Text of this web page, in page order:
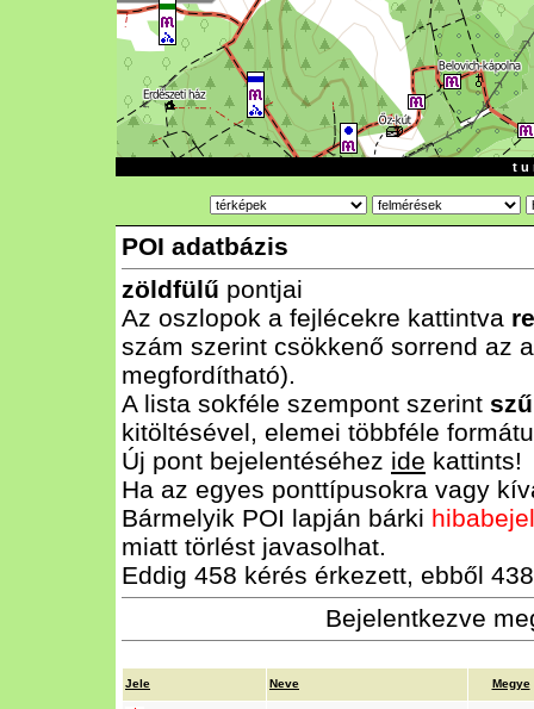
t u
POI adatbázis
zöldfülű pontjai
Az oszlopok a fejlécekre kattintva
szám szerint csökkenő sorrend az
megfordítható).
A lista sokféle szempont szerint
kitöltésével, elemei többféle
Új pont bejelentéséhez ide kattints!
Ha az egyes ponttípusokra vagy
Bármelyik POI lapján bárki
miatt törlést javasolhat.
Eddig 458 kérés érkezett, ebből
Bejelentkezve
Jele Neve Megye